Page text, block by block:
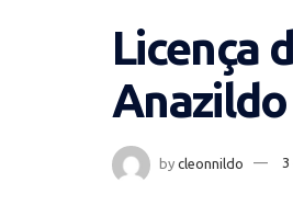
Licença
by cleonnildo